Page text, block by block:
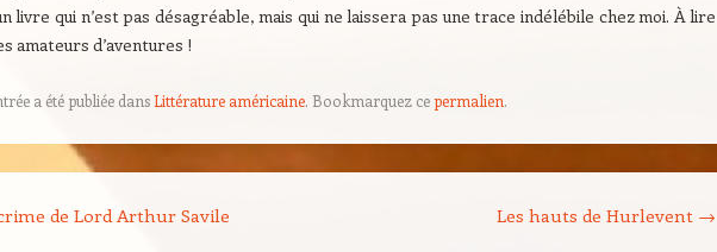
livre qui n’est pas désagréable, mais qui ne laissera pas une trace indélébile chez moi. À lire
amateurs d’aventures !
a été publiée dansLittérature américaine. Bookmarquez cepermalien.
de Lord Arthur Savile Les hauts de Hurlevent →